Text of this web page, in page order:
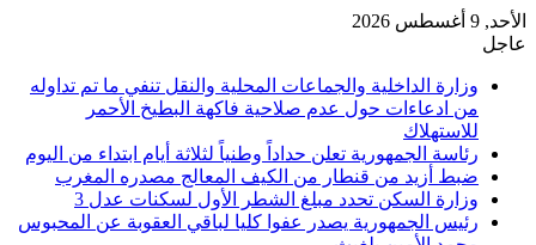
الأحد, 9 أغسطس 2026
عاجل
وزارة الداخلية والجماعات المحلية والنقل تنفي ما تم تداوله
من ادعاءات حول عدم صلاحية فاكهة البطيخ الأحمر
للاستهلاك
رئاسة الجمهورية تعلن حداداً وطنياً لثلاثة أيام ابتداء من اليوم
ضبط أزيد من قنطار من الكيف المعالج مصدره المغرب
وزارة السكن تحدد مبلغ الشطر الأول لسكنات عدل 3
رئيس الجمهورية يصدر عفوا كليا لباقي العقوبة عن المحبوس